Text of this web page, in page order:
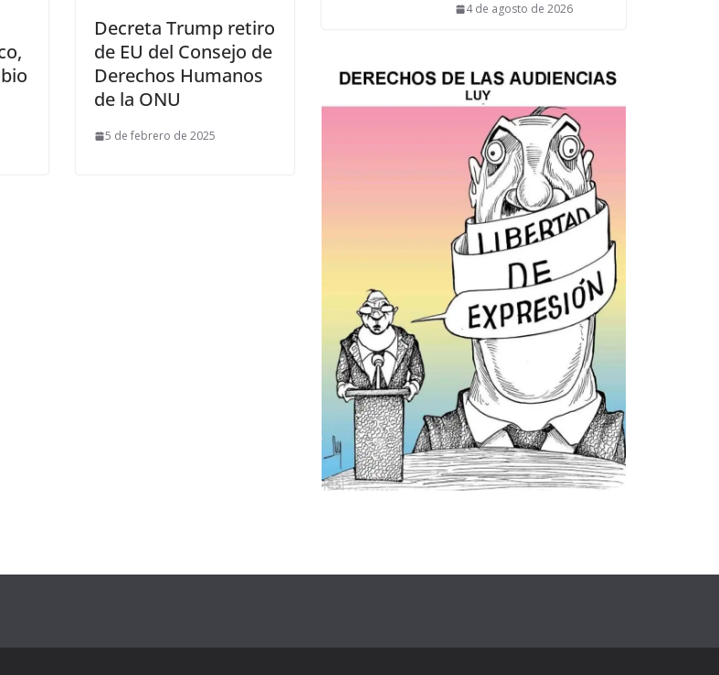
Decreta Trump retiro
de EU del Consejo de
Derechos Humanos
de la ONU
5 de febrero de 2025
4 de agosto de 2026